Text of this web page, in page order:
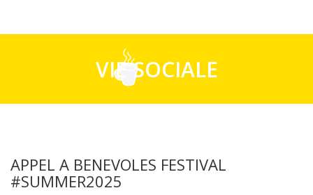
VIE SOCIALE
APPEL A BENEVOLES FESTIVAL
#SUMMER2025